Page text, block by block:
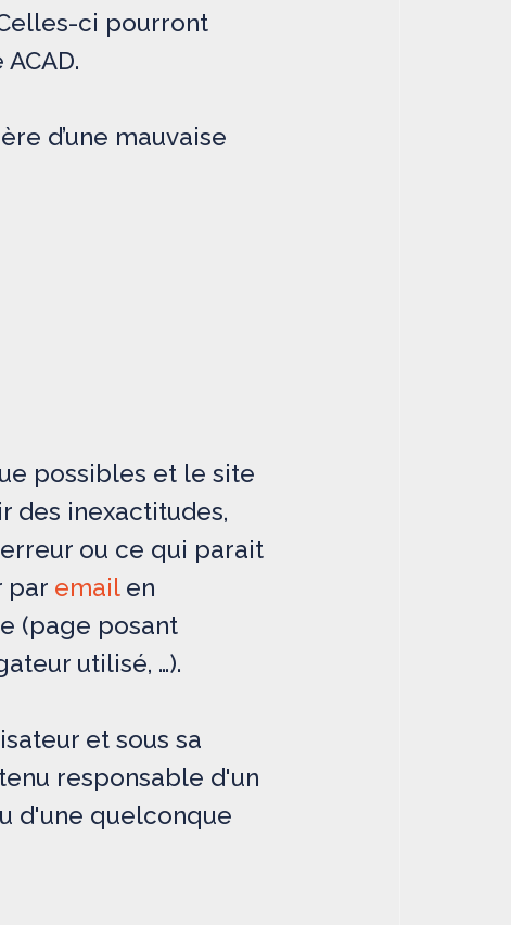
ci pourront
d’une mauvaise
possibles et le site
des inexactitudes,
ou ce qui parait
par emailen
(page posant
utilisé, …).
et sous sa
responsable d'un
d'une quelconque